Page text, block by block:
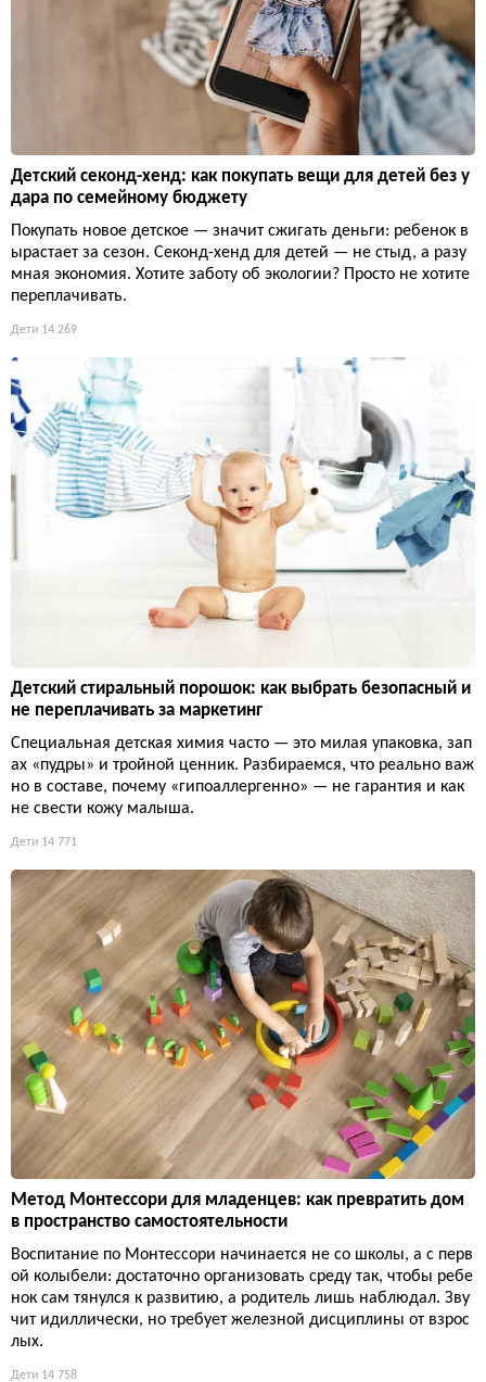
Детский секонд-хенд: как покупать вещи для детей без у
дара по семейному бюджету
Покупать новое детское — значит сжигать деньги: ребенок в
ырастает за сезон. Секонд-хенд для детей — не стыд, а разу
мная экономия. Хотите заботу об экологии? Просто не хотите
переплачивать.
Дети 14 269
Детский стиральный порошок: как выбрать безопасный и
не переплачивать за маркетинг
Специальная детская химия часто — это милая упаковка, зап
ах «пудры» и тройной ценник. Разбираемся, что реально важ
но в составе, почему «гипоаллергенно» — не гарантия и как
не свести кожу малыша.
Дети 14 771
Метод Монтессори для младенцев: как превратить дом
в пространство самостоятельности
Воспитание по Монтессори начинается не со школы, а с перв
ой колыбели: достаточно организовать среду так, чтобы ребе
нок сам тянулся к развитию, а родитель лишь наблюдал. Зву
чит идиллически, но требует железной дисциплины от взрос
лых.
Дети 14 758